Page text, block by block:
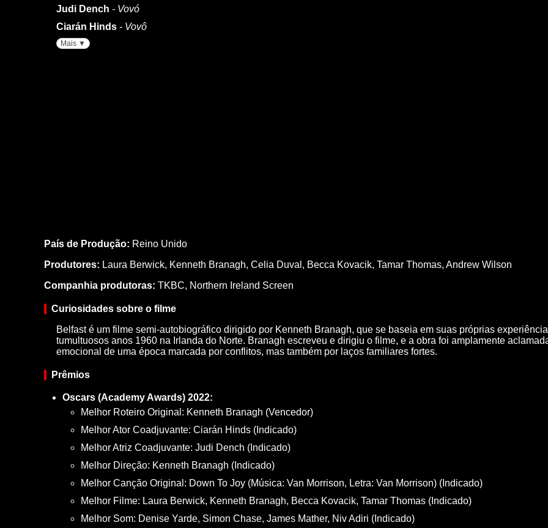
Judi Dench - Vovó
Ciarán Hinds - Vovô
Mais ▼
País de Produção: Reino Unido
Produtores: Laura Berwick, Kenneth Branagh, Celia Duval, Becca Kovacik, Tamar Thomas, Andrew Wilson
Companhia produtoras: TKBC, Northern Ireland Screen
Curiosidades sobre o filme
Belfast é um filme semi-autobiográfico dirigido por Kenneth Branagh, que se baseia em suas próprias
tumultuosos anos 1960 na Irlanda do Norte. Branagh escreveu e dirigiu o filme, e a obra foi amplamente
emocional de uma época marcada por conflitos, mas também por laços familiares fortes.
Prêmios
Oscars (Academy Awards) 2022:
Melhor Roteiro Original: Kenneth Branagh (Vencedor)
Melhor Ator Coadjuvante: Ciarán Hinds (Indicado)
Melhor Atriz Coadjuvante: Judi Dench (Indicado)
Melhor Direção: Kenneth Branagh (Indicado)
Melhor Canção Original: Down To Joy (Música: Van Morrison, Letra: Van Morrison) (Indicado)
Melhor Filme: Laura Berwick, Kenneth Branagh, Becca Kovacik, Tamar Thomas (Indicado)
Melhor Som: Denise Yarde, Simon Chase, James Mather, Niv Adiri (Indicado)